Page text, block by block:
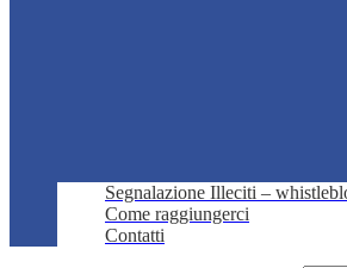
Segnalazione Illeciti –
Come raggiungerci
Contatti